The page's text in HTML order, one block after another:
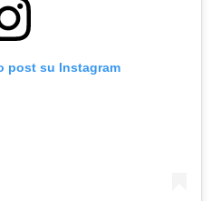
post su Instagram